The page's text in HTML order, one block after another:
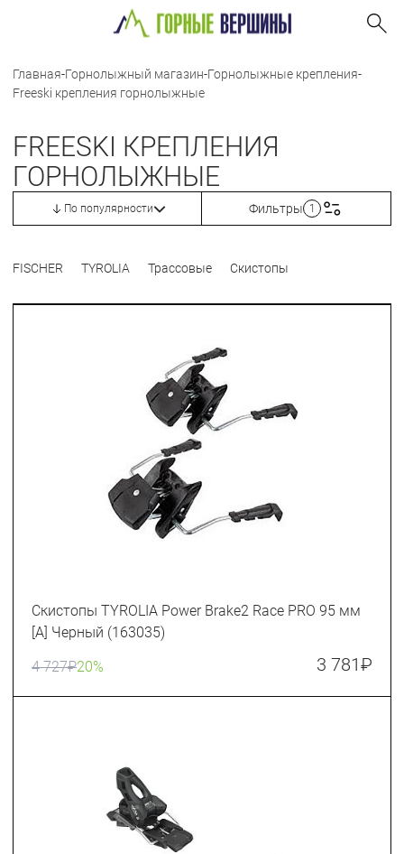
Главная-Горнолыжный магазин-Горнолыжные крепления-
Freeski крепления горнолыжные
FREESKI КРЕПЛЕНИЯ
ГОРНОЛЫЖНЫЕ
По популярности Фильтры 1
FISCHER TYROLIA Трассовые Скистопы
Скистопы TYROLIA Power Brake2 Race PRO 95 мм
[A] Черный (163035)
4 727₽20% 3 781₽